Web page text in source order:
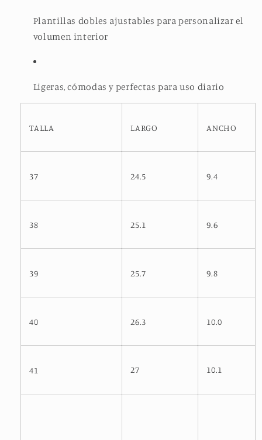
Plantillas dobles ajustables para personalizar el
volumen interior
Ligeras, cómodas y perfectas para uso diario
TALLA LARGO ANCHO
37 24.5 9.4
38 25.1 9.6
39 25.7 9.8
40 26.3 10.0
41 27 10.1